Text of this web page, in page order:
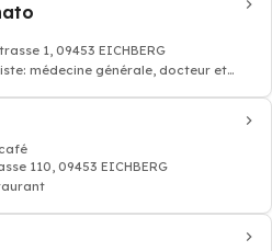
1, 09453 EICHBERG
médecine générale, docteur et
110, 09453 EICHBERG